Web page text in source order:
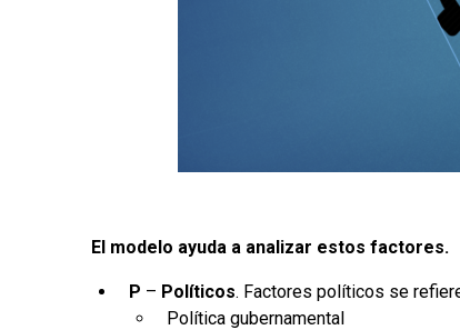
El modelo ayuda a analizar estos factores.
P – Políticos. Factores políticos se
Política gubernamental